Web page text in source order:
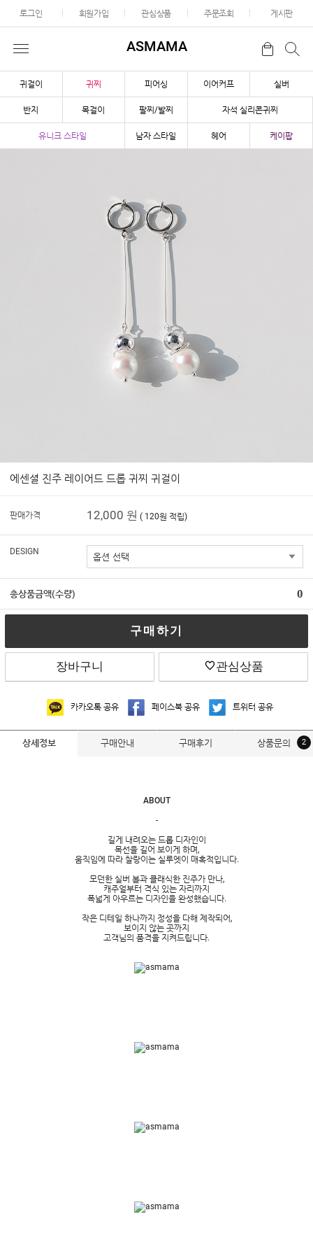
로그인 회원가입 관심상품 주문조회 게시판
ASMAMA
귀걸이 귀찌 피어싱 이어커프 실버
반지 목걸이 팔찌/발찌 자석 실리콘귀찌
유니크 스타일 남자 스타일 헤어 케이팝
에센셜 진주 레이어드 드롭 귀찌 귀걸이
판매가격 12,000 원 ( 120원 적립)
DESIGN
총상품금액(수량) 0
구매하기
장바구니 관심상품
카카오톡 공유 페이스북 공유 트위터 공유
상세정보 구매안내 구매후기 2
상품문의
ABOUT
-
길게 내려오는 드롭 디자인이
목선을 길어 보이게 하며,
움직임에 따라 찰랑이는 실루엣이 매혹적입니다.
모던한 실버 볼과 클래식한 진주가 만나,
캐주얼부터 격식 있는 자리까지
폭넓게 아우르는 디자인을 완성했습니다.
작은 디테일 하나까지 정성을 다해 제작되어,
보이지 않는 곳까지
고객님의 품격을 지켜드립니다.